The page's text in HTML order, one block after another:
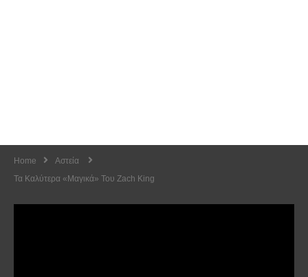
Home
Αστεία
Τα Καλύτερα «μαγικά» Του Zach King